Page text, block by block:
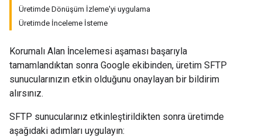
Üretimde Dönüşüm İzleme'yi uygulama
Üretimde İnceleme İsteme
Korumalı Alan İncelemesi aşaması başarıyla
tamamlandıktan sonra Google ekibinden, üretim SFTP
sunucularınızın etkin olduğunu onaylayan bir bildirim
alırsınız.
SFTP sunucularınız etkinleştirildikten sonra üretimde
aşağıdaki adımları uygulayın: